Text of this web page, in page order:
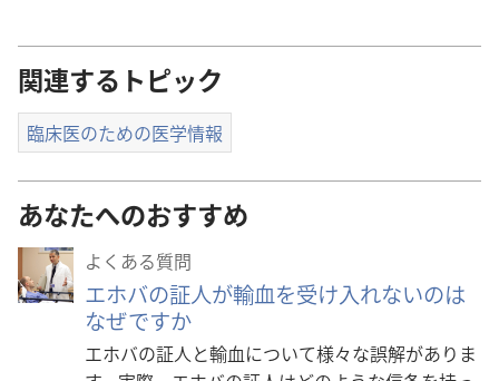
の
ド
ン
関連するトピック
臨床医のための医学情報
あなたへのおすすめ
よくある質問
エホバの証人が輸血を受け入れないのは
なぜですか
エホバの証人と輸血について様々な誤解がありま